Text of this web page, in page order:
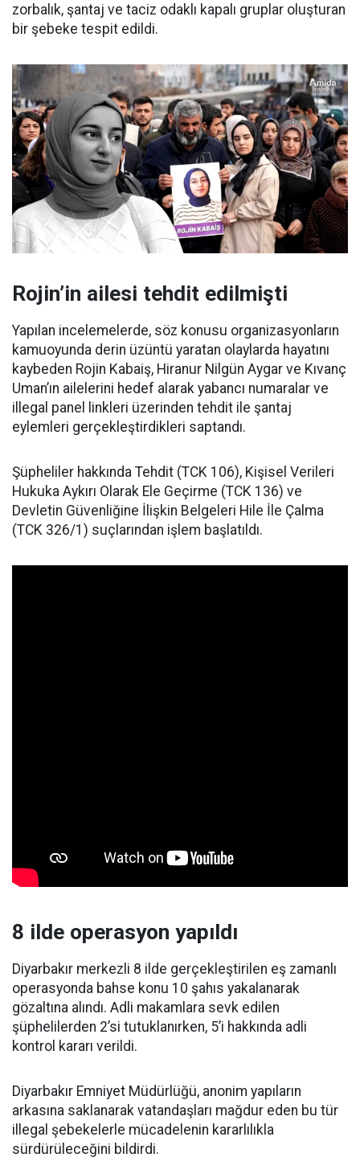
zorbalık, şantaj ve taciz odaklı kapalı gruplar oluşturan
bir şebeke tespit edildi.
Rojin’in ailesi tehdit edilmişti
Yapılan incelemelerde, söz konusu organizasyonların
kamuoyunda derin üzüntü yaratan olaylarda hayatını
kaybeden Rojin Kabaiş, Hiranur Nilgün Aygar ve Kıvanç
Uman’ın ailelerini hedef alarak yabancı numaralar ve
illegal panel linkleri üzerinden tehdit ile şantaj
eylemleri gerçekleştirdikleri saptandı.
Şüpheliler hakkında Tehdit (TCK 106), Kişisel Verileri
Hukuka Aykırı Olarak Ele Geçirme (TCK 136) ve
Devletin Güvenliğine İlişkin Belgeleri Hile İle Çalma
(TCK 326/1) suçlarından işlem başlatıldı.
8 ilde operasyon yapıldı
Diyarbakır merkezli 8 ilde gerçekleştirilen eş zamanlı
operasyonda bahse konu 10 şahıs yakalanarak
gözaltına alındı. Adli makamlara sevk edilen
şüphelilerden 2’si tutuklanırken, 5’i hakkında adli
kontrol kararı verildi.
Diyarbakır Emniyet Müdürlüğü, anonim yapıların
arkasına saklanarak vatandaşları mağdur eden bu tür
illegal şebekelerle mücadelenin kararlılıkla
sürdürüleceğini bildirdi.